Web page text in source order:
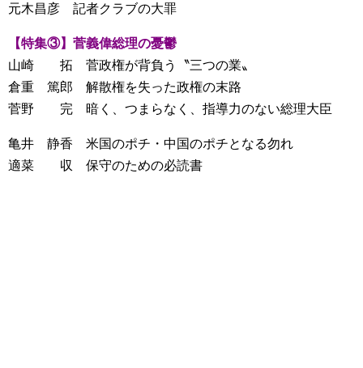
元木昌彦 記者クラブの大罪
【特集③】菅義偉総理の憂鬱
山崎 拓 菅政権が背負う〝三つの業〟
倉重 篤郎 解散権を失った政権の末路
菅野 完 暗く、つまらなく、指導力のない総理大臣
亀井 静香 米国のポチ・中国のポチとなる勿れ
適菜 収 保守のための必読書